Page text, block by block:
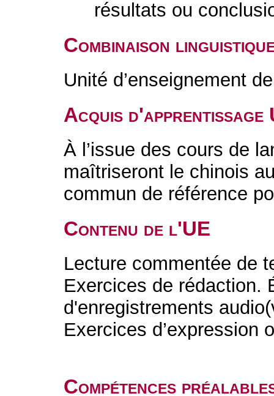
résultats ou
Combinaison
Unité d’enseignement
Acquis d'apprentissage
À l’issue des cours de
maîtriseront le chinois
commun de référence
Contenu de l'UE
Lecture commentée de
Exercices de rédaction.
d'enregistrements
Exercices d’expression
Compétences